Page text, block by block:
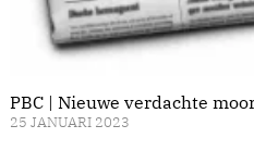
PBC | Nieuwe verdachte
25 JANUARI 2023